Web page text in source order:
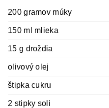
200 gramov múky
150 ml mlieka
15 g droždia
olivový olej
štipka cukru
2 stipky soli